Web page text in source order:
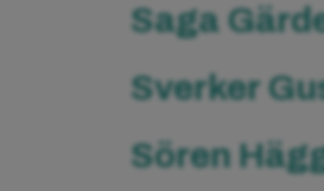
Saga
Sverker
Sören